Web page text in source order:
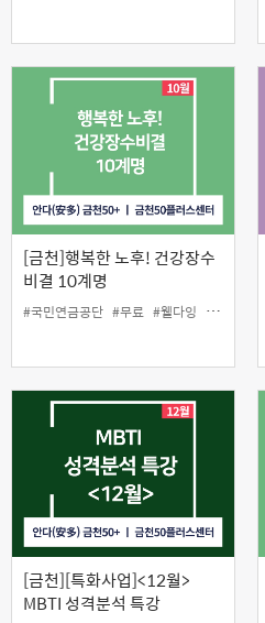
[금천]행복한 노후! 건강장수
비결 10계명
#국민연금공단 #무료 #웰다잉 #인생설계
[금천][특화사업]<12월>
MBTI 성격분석 특강